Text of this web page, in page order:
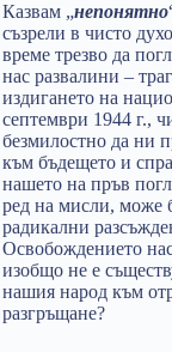
Казвам „непонятно
съзрели в чисто
време трезво да
нас развалини –
издигането на
септември 1944 г.,
безмилостно да ни
към бъдещето и
нашето на пръв
ред на мисли, може
радикални
Освобождението
изобщо не е
нашия народ към
разгръщане?